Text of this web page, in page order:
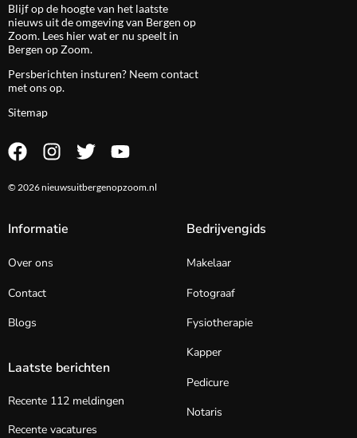
Blijf op de hoogte van het laatste
nieuws uit de omgeving van Bergen op
Zoom. Lees hier wat er nu speelt in
Bergen op Zoom.
Persberichten insturen? Neem contact
met ons op.
Sitemap
© 2026 nieuwsuitbergenopzoom.nl
Informatie
Over ons
Contact
Blogs
Laatste berichten
Recente 112 meldingen
Recente vacatures
Bedrijvengids
Makelaar
Fotograaf
Fysiotherapie
Kapper
Pedicure
Notaris